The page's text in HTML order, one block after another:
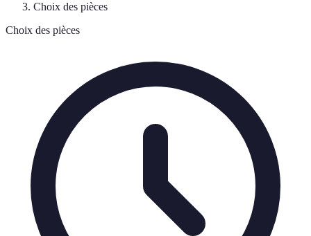
Choix des pièces
Choix des pièces